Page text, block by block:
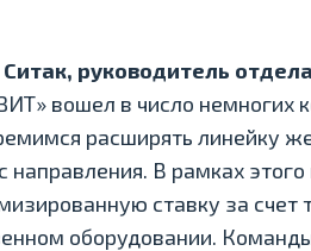
руководитель
вошел в число немногих
расширять линейку
направления. В рамках
ставку за счет
оборудовании.